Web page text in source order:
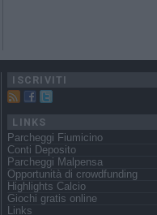
ISCRIVITI
LINKS
Parcheggi Fiumicino
Conti Deposito
Parcheggi Malpensa
Opportunità di crowdfunding
Highlights Calcio
Giochi gratis online
Links